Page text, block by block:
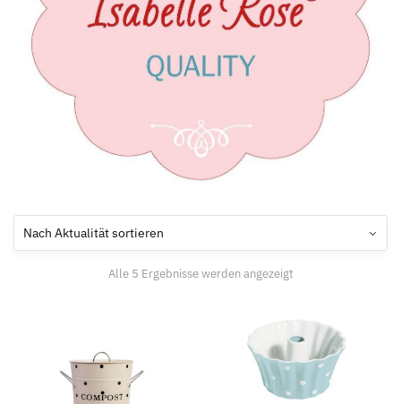
Alle 5 Ergebnisse werden angezeigt